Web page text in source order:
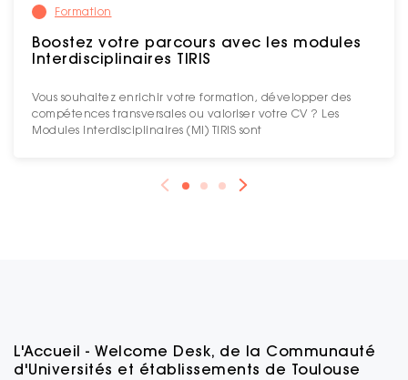
Formation
Boostez votre parcours avec les modules
Interdisciplinaires TIRIS
Vous souhaitez enrichir votre formation, développer des
compétences transversales ou valoriser votre CV ? Les
Modules Interdisciplinaires (MI) TIRIS sont
L'Accueil - Welcome Desk, de la Communauté
d'Universités et établissements de Toulouse